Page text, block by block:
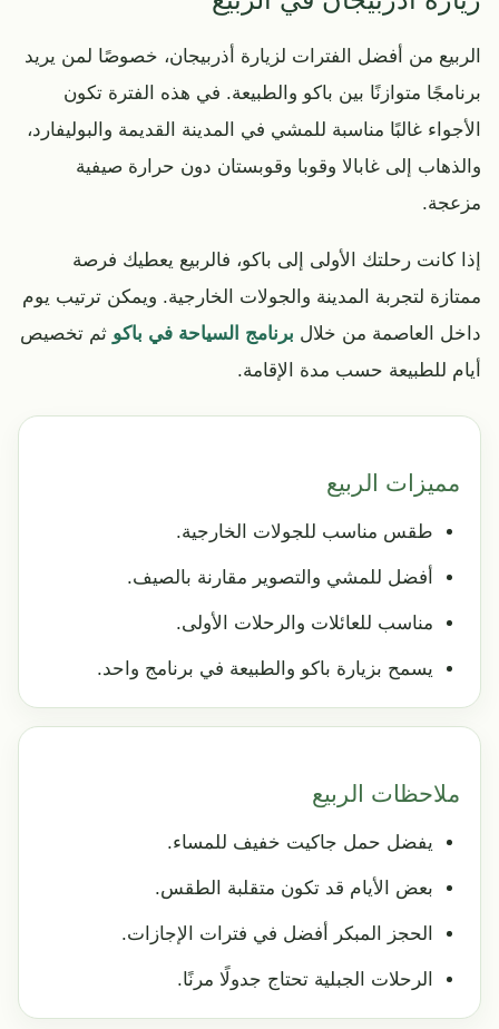
الربيع من أفضل الفترات لزيارة أذربيجان، خصوصًا لمن يريد
برنامجًا متوازنًا بين باكو والطبيعة. في هذه الفترة تكون
الأجواء غالبًا مناسبة للمشي في المدينة القديمة والبوليفارد،
والذهاب إلى غابالا وقوبا وقوبستان دون حرارة صيفية
مزعجة.
إذا كانت رحلتك الأولى إلى باكو، فالربيع يعطيك فرصة
ممتازة لتجربة المدينة والجولات الخارجية. ويمكن ترتيب يوم
داخل العاصمة من خلال برنامج السياحة في باكو ثم تخصيص
أيام للطبيعة حسب مدة الإقامة.
مميزات الربيع
طقس مناسب للجولات الخارجية.
أفضل للمشي والتصوير مقارنة بالصيف.
مناسب للعائلات والرحلات الأولى.
يسمح بزيارة باكو والطبيعة في برنامج واحد.
ملاحظات الربيع
يفضل حمل جاكيت خفيف للمساء.
بعض الأيام قد تكون متقلبة الطقس.
الحجز المبكر أفضل في فترات الإجازات.
الرحلات الجبلية تحتاج جدولًا مرنًا.